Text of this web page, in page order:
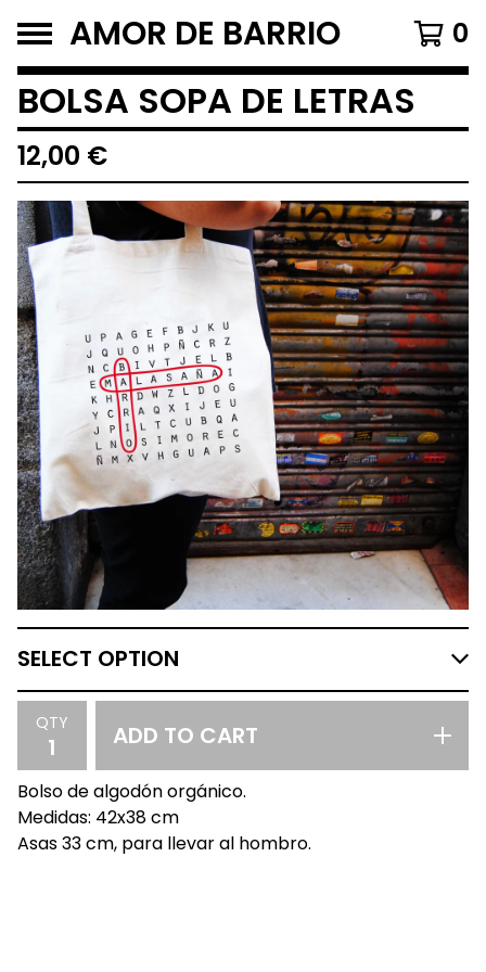
AMOR DE BARRIO 0
BOLSA SOPA DE LETRAS
12,00 €
QTY ADD TO CART
Bolso de algodón orgánico.
Medidas: 42x38 cm
Asas 33 cm, para llevar al hombro.